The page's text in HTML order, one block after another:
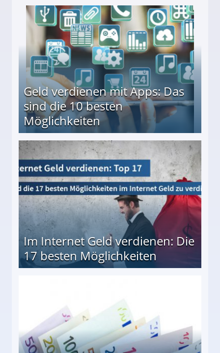
↻ Täglich neue Produkttests
Geld verdienen mit Apps: Das
sind die 10 besten
Möglichkeiten
besten Möglichkeiten
Im Internet Geld verdienen: Die
17 besten Möglichkeiten